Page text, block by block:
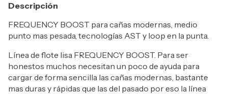
Descripción
FREQUENCY BOOST para cañas modernas, medio
punto mas pesada, tecnologías AST y loop en la punta.
Línea de flote lisa FREQUENCY BOOST. Para ser
honestos muchos necesitan un poco de ayuda para
cargar de forma sencilla las cañas modernas, bastante
mas duras y rápidas que las del pasado por eso la línea